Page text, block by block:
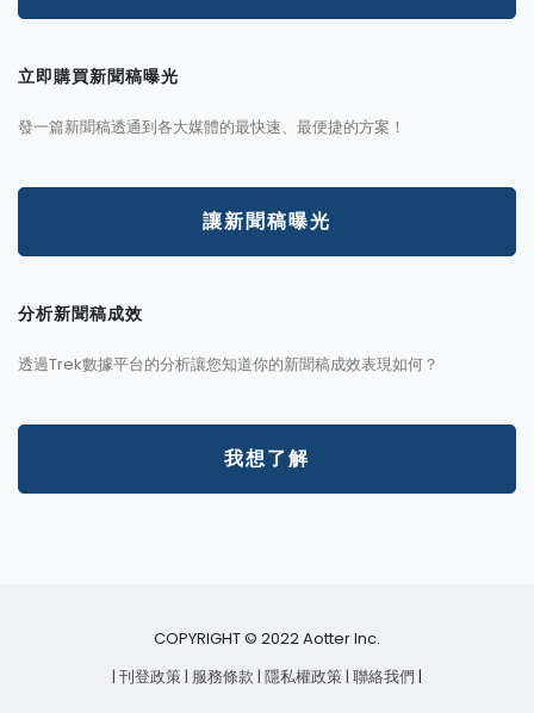
立即購買新聞稿曝光
發一篇新聞稿透通到各大媒體的最快速、最便捷的方案！
讓新聞稿曝光
分析新聞稿成效
透過Trek數據平台的分析讓您知道你的新聞稿成效表現如何？
我想了解
COPYRIGHT © 2022 Aotter Inc.
| 刊登政策| 服務條款 | 隱私權政策| 聯絡我們 |